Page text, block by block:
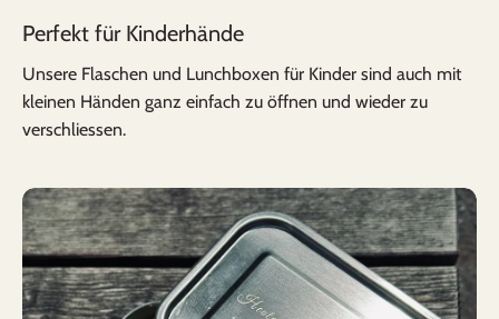
Perfekt für Kinderhände
Unsere Flaschen und Lunchboxen für Kinder sind auch mit
kleinen Händen ganz einfach zu öffnen und wieder zu
verschliessen.